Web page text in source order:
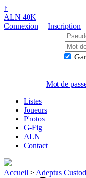
↑
ALN 40K
Connexion | Inscription
Mot de
Listes
Joueurs
Photos
G-Fig
ALN
Contact
Accueil > Adeptus